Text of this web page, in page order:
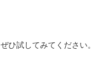
ぜひ試してみてください。